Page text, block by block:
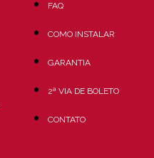
FAQ
COMO INSTALAR
GARANTIA
2ª VIA DE BOLETO
CONTATO